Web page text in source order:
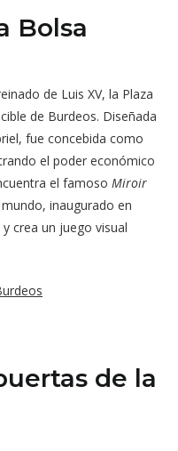
Bolsa
de Luis XV, la Plaza
de Burdeos. Diseñada
fue concebida como
el poder económico
el famoso Miroir
inaugurado en
crea un juego visual
de la